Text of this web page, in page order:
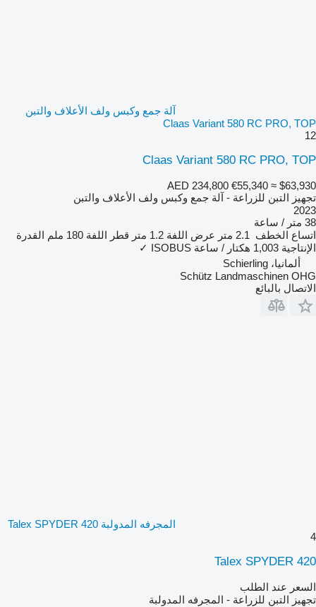
آلة جمع وكبس ولف الأعلاف والتبن
Claas Variant 580 RC PRO, TOP
12
Claas Variant 580 RC PRO, TOP
AED 234,800 €55,340 ≈ $63,930
تجهيز التبن للزراعة - آلة جمع وكبس ولف الأعلاف والتبن
2023
38 متر / ساعة
اتساع الخطف 2.1 متر عرض اللفة 1.2 متر قطر اللفة 180 ملم
القدرة
الإنتاجية 1,003 هكتار / ساعة ISOBUS
✓
ألمانيا، Schierling
Schütz Landmaschinen OHG
الاتصال بالبائع
المجرفه المدولبة Talex SPYDER 420
4
Talex SPYDER 420
السعر عند الطلب
تجهيز التبن للزراعة - المجرفه المدولبة